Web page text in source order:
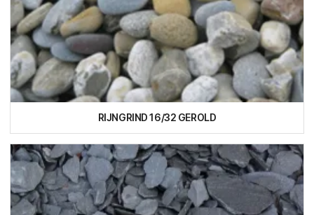
RIJNGRIND 16/32 GEROLD